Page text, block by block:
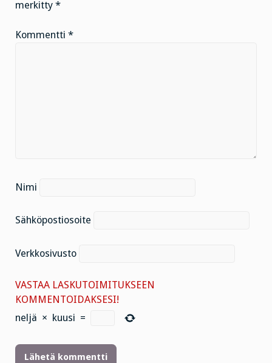
merkitty *
Kommentti *
Nimi
Sähköpostiosoite
Verkkosivusto
VASTAA LASKUTOIMITUKSEEN
KOMMENTOIDAKSESI!
neljä × kuusi =